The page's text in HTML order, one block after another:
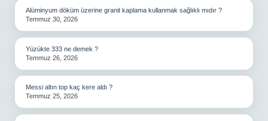
Alüminyum döküm üzerine granit kaplama kullanmak sağlıklı mıdır ?
Temmuz 30, 2026
Yüzükte 333 ne demek ?
Temmuz 26, 2026
Messi altın top kaç kere aldı ?
Temmuz 25, 2026